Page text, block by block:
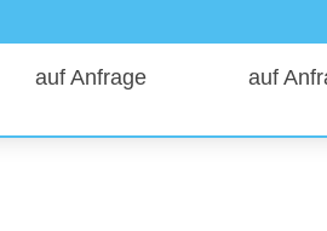
auf Anfrage auf